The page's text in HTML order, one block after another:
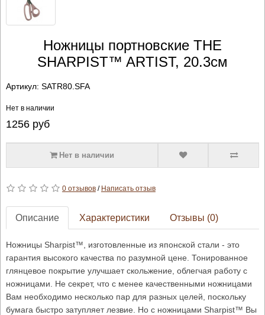
Ножницы портновские THE
SHARPIST™ ARTIST, 20.3см
Артикул: SATR80.SFA
Нет в наличии
1256руб
Нет в наличии
0 отзывов/ Написать отзыв
Описание Характеристики Отзывы (0)
Ножницы Sharpist™, изготовленные из японской стали - это
гарантия высокого качества по разумной цене. Тонированное
глянцевое покрытие улучшает скольжение, облегчая работу с
ножницами. Не секрет, что с менее качественными ножницами
Вам необходимо несколько пар для разных целей, поскольку
бумага быстро затупляет лезвие. Но с ножницами Sharpist™ Вы